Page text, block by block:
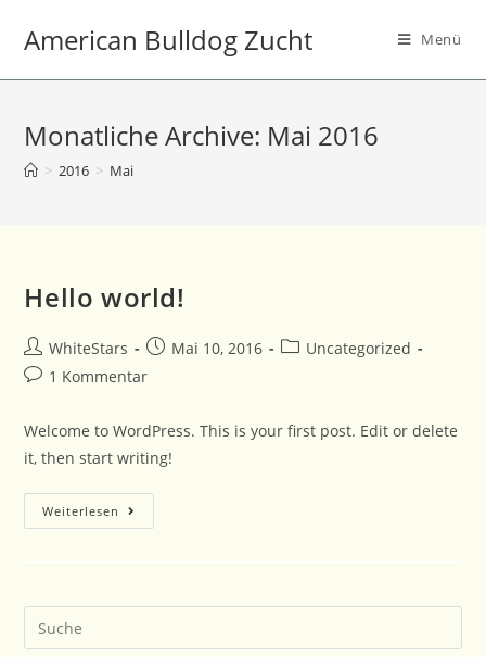
InhaltAmerican Bulldog Zucht Menü
Monatliche Archive: Mai 2016
> 2016 > Mai
Hello world!
Beitrags-
Autor:
WhiteStars
Beitrag
veröffentlicht:
Mai 10, 2016
Beitrags-
Uncategorized
Beitrags-
1 Kommentar
Welcome to WordPress. This is your first post. Edit or delete
it, then start writing!
Weiterlesen Hello
World!
Search
this